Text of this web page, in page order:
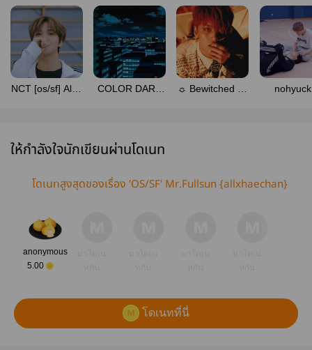
NCT [os/sf] All ×
COLOR DARK
☼ Bewitched by
ให้กำลังใจนักเขียนผ่านโดเนท
โดเนทสูงสุดของเรื่อง 'OS/SF' Mr.Fullsun {allxhaechan}
anonymous
5.00
โดเนทที่นี่